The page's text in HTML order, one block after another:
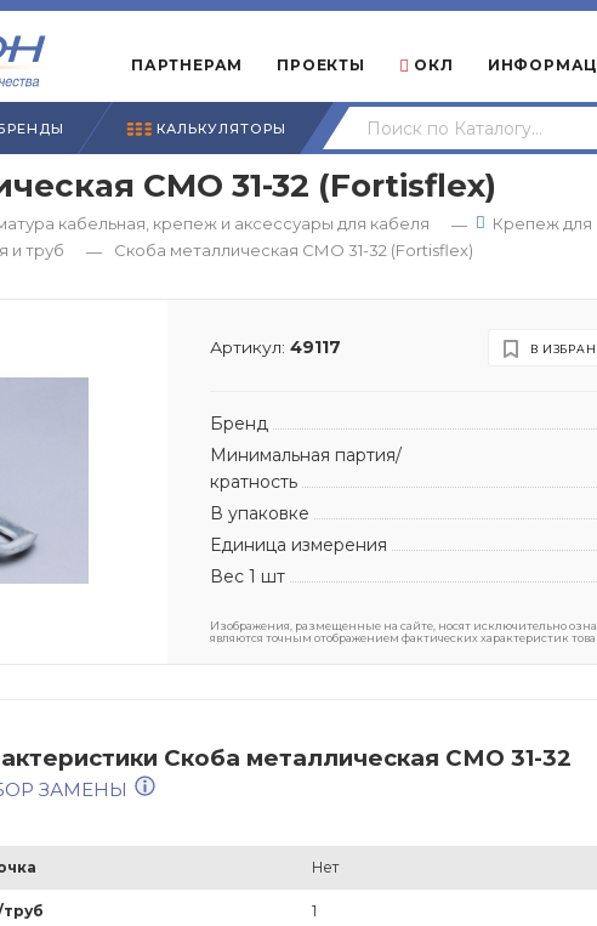
ПАРТНЕРАМ ПРОЕКТЫ ОКЛ
КАЛЬКУЛЯТОРЫ
СМО 31-32 (Fortisflex)
кабельная, крепеж и аксессуары для кабеля — Крепеж для
и труб
— Скоба металлическая СМО 31-32 (Fortisflex)
Артикул: 49117 В
Бренд
Минимальная партия/
кратность
В упаковке
Единица измерения
Вес 1 шт
Изображения, размещенные на сайте, носят исключительно
являются точным отображением фактических характеристик
Скоба металлическая СМО 31-32
ЗАМЕНЫ
Нет
1